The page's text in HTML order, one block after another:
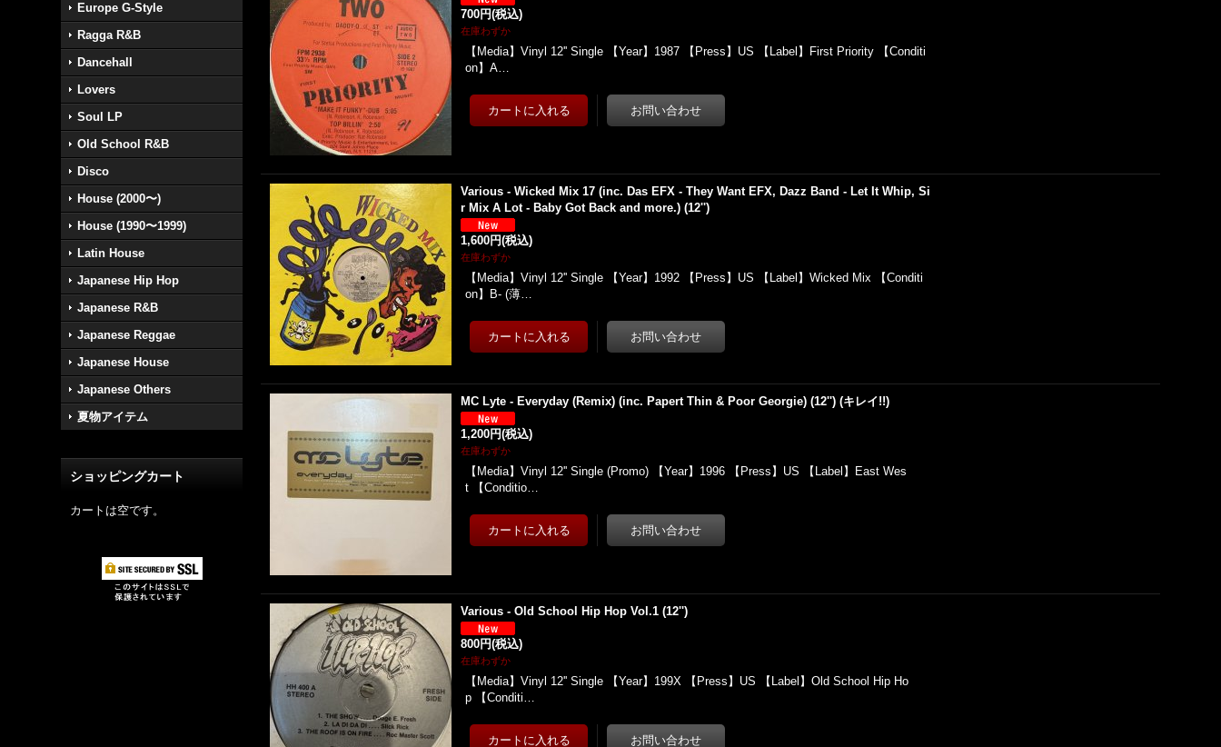
Europe G-Style
Ragga R&B
Dancehall
Lovers
Soul LP
Old School R&B
Disco
House (2000〜)
House (1990〜1999)
Latin House
Japanese Hip Hop
Japanese R&B
Japanese Reggae
Japanese House
Japanese Others
夏物アイテム
ショッピングカート
カートは空です。
700円(税込)
在庫わずか
【Media】Vinyl 12'' Single 【Year】1987 【Press】US 【Label】First Priority 【Conditi
on】A…
Various - Wicked Mix 17 (inc. Das EFX - They Want EFX, Dazz Band - Let It Whip, Si
r Mix A Lot - Baby Got Back and more.) (12'')
1,600円(税込)
在庫わずか
【Media】Vinyl 12'' Single 【Year】1992 【Press】US 【Label】Wicked Mix 【Conditi
on】B- (薄…
MC Lyte - Everyday (Remix) (inc. Papert Thin & Poor Georgie) (12'') (キレイ!!)
1,200円(税込)
在庫わずか
【Media】Vinyl 12'' Single (Promo) 【Year】1996 【Press】US 【Label】East Wes
t 【Conditio…
Various - Old School Hip Hop Vol.1 (12'')
800円(税込)
在庫わずか
【Media】Vinyl 12'' Single 【Year】199X 【Press】US 【Label】Old School Hip Ho
p 【Conditi…